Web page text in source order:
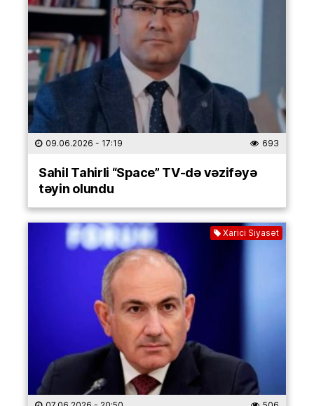
09.06.2026 - 17:19 693
Sahil Tahirli “Space” TV-də vəzifəyə
təyin olundu
Xarici Siyasət